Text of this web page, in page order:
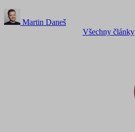
Martin Daneš
Všechny články